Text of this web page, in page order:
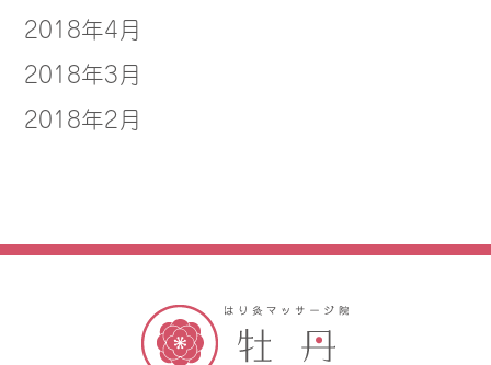
2018年4月
2018年3月
2018年2月